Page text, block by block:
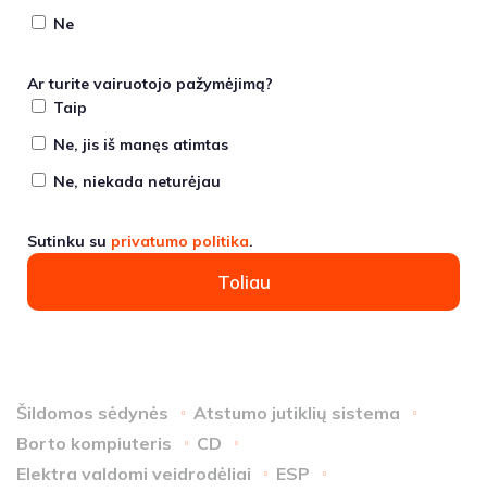
Ne
Ar turite vairuotojo pažymėjimą?
Taip
Ne, jis iš manęs atimtas
Ne, niekada neturėjau
Sutinku su privatumo politika.
Toliau
Šildomos sėdynės
Atstumo jutiklių sistema
Borto kompiuteris
CD
Elektra valdomi veidrodėliai
ESP